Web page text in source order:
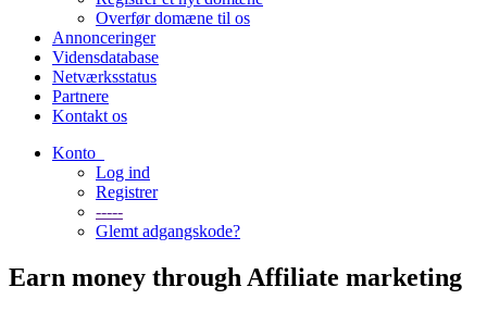
Overfør domæne til os
Annonceringer
Vidensdatabase
Netværksstatus
Partnere
Kontakt os
Konto
Log ind
Registrer
-----
Glemt adgangskode?
Earn money through Affiliate marketing